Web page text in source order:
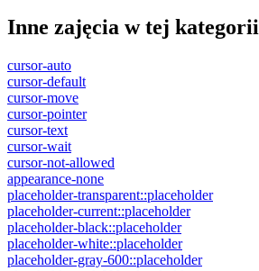
Inne zajęcia w tej kategorii
cursor-auto
cursor-default
cursor-move
cursor-pointer
cursor-text
cursor-wait
cursor-not-allowed
appearance-none
placeholder-transparent::placeholder
placeholder-current::placeholder
placeholder-black::placeholder
placeholder-white::placeholder
placeholder-gray-600::placeholder